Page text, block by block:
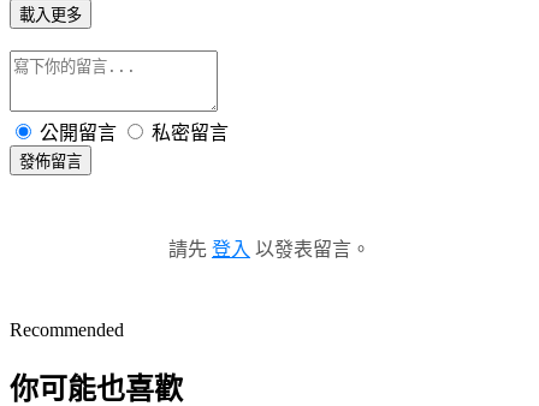
載入更多
公開留言 私密留言
發佈留言
請先 登入 以發表留言。
Recommended
你可能也喜歡